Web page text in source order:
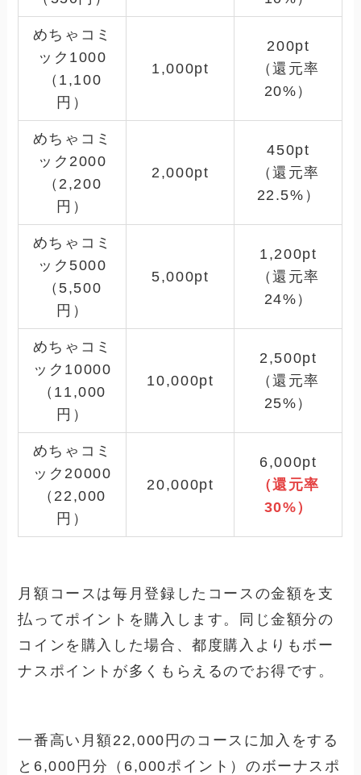
めちゃコミ
ック1000
（1,100
円）
1,000pt
200pt
（還元率
20%）
めちゃコミ
ック2000
（2,200
円）
2,000pt
450pt
（還元率
22.5%）
めちゃコミ
ック5000
（5,500
円）
5,000pt
1,200pt
（還元率
24%）
めちゃコミ
ック10000
（11,000
円）
10,000pt
2,500pt
（還元率
25%）
めちゃコミ
ック20000
（22,000
円）
20,000pt
6,000pt
（還元率
30%）
月額コースは毎月登録したコースの金額を支
払ってポイントを購入します。同じ金額分の
コインを購入した場合、都度購入よりもボー
ナスポイントが多くもらえるのでお得です。
一番高い月額22,000円のコースに加入をする
と6,000円分（6,000ポイント）のボーナスポ